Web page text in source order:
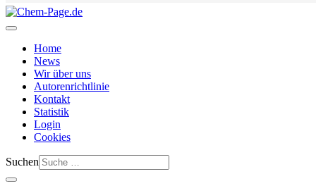
Home
News
Wir über uns
Autorenrichtlinie
Kontakt
Statistik
Login
Cookies
Suchen